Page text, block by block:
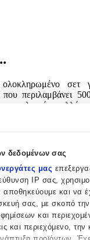
δεδομένων σας
μας
IP σας,
και να
σας, με σκοπό
και
και περιεχόμενο,
σετ
περιλαμβάνει
αλλά
που προσφέρει ο
ευκολία
το σετ αυτό αποτελεί